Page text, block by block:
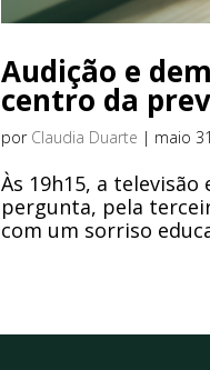
Audição e
centro da
por Claudia Duarte | maio
Às 19h15, a
pergunta, pela
com um sorriso